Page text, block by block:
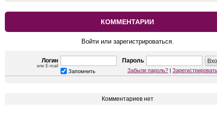
КОММЕНТАРИИ
Войти или зарегистрироваться.
Логин
или E-mail
Пароль
Запомнить Забыли пароль? |
Комментариев нет